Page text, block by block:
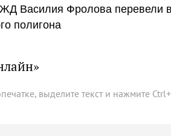
Василия Фролова перевели
полигона
выделите текст и нажмите Ctrl+